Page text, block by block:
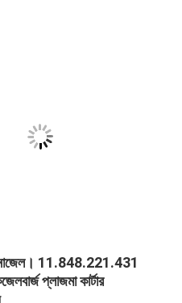
নোজেল। 11.848.221.431
প্লাজমা কার্টার